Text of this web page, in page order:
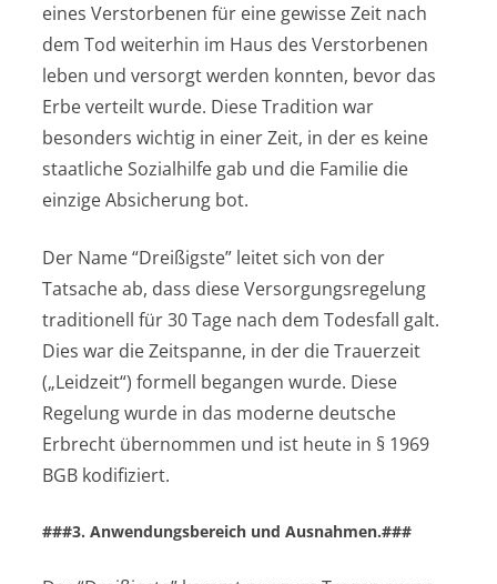
eines Verstorbenen für eine gewisse Zeit nach
dem Tod weiterhin im Haus des Verstorbenen
leben und versorgt werden konnten, bevor das
Erbe verteilt wurde. Diese Tradition war
besonders wichtig in einer Zeit, in der es keine
staatliche Sozialhilfe gab und die Familie die
einzige Absicherung bot.
Der Name “Dreißigste” leitet sich von der
Tatsache ab, dass diese Versorgungsregelung
traditionell für 30 Tage nach dem Todesfall galt.
Dies war die Zeitspanne, in der die Trauerzeit
(„Leidzeit“) formell begangen wurde. Diese
Regelung wurde in das moderne deutsche
Erbrecht übernommen und ist heute in § 1969
BGB kodifiziert.
###3. Anwendungsbereich und Ausnahmen.###